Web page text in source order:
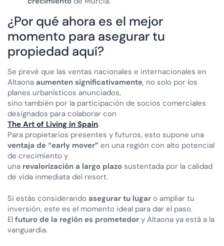
¿Por qué ahora es el mejor
momento para asegurar tu
propiedad aquí?
Se prevé que las ventas nacionales e internacionales en
Altaona aumenten significativamente, no solo por los
planes urbanísticos anunciados,
sino también por la participación de socios comerciales
designados para colaborar con
The Art of Living in Spain.
Para propietarios presentes y futuros, esto supone una
ventaja de “early mover” en una región con alto potencial
de crecimiento y
una revalorización a largo plazo sustentada por la calidad
de vida inmediata del resort.
Si estás considerando asegurar tu lugar o ampliar tu
inversión, este es el momento ideal para dar el paso.
El futuro de la región es prometedor y Altaona ya está a la
vanguardia.